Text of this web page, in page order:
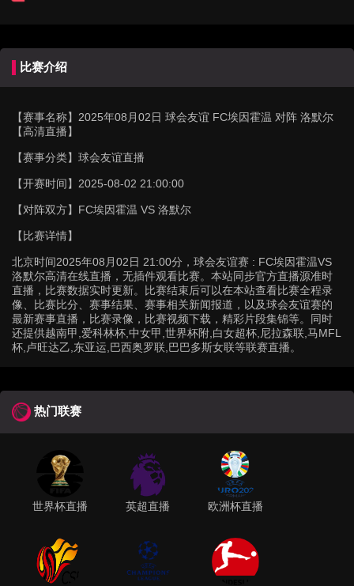
比赛介绍
【赛事名称】 2025年08月02日 球会友谊 FC埃因霍温 对阵 洛默尔
【高清直播】
【赛事分类】 球会友谊直播
【开赛时间】 2025-08-02 21:00:00
【对阵双方】 FC埃因霍温 VS 洛默尔
【比赛详情】
北京时间2025年08月02日 21:00分，球会友谊赛 : FC埃因霍温VS
洛默尔高清在线直播，无插件观看比赛。本站同步官方直播源准时
直播，比赛数据实时更新。比赛结束后可以在本站查看比赛全程录
像、比赛比分、赛事结果、赛事相关新闻报道，以及球会友谊赛的
最新赛事直播，比赛录像，比赛视频下载，精彩片段集锦等。同时
还提供越南甲,爱科林杯,中女甲,世界杯附,白女超杯,尼拉森联,马MFL
杯,卢旺达乙,东亚运,巴西奥罗联,巴巴多斯女联等联赛直播。
热门联赛
世界杯直播 英超直播 欧洲杯直播